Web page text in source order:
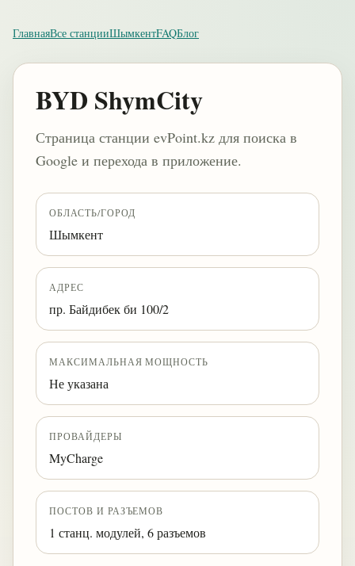
ГлавнаяВсе станцииШымкентFAQБлог
BYD ShymCity
Страница станции evPoint.kz для поиска в
Google и перехода в приложение.
ОБЛАСТЬ/ГОРОД
Шымкент
АДРЕС
пр. Байдибек би 100/2
МАКСИМАЛЬНАЯ МОЩНОСТЬ
Не указана
ПРОВАЙДЕРЫ
MyCharge
ПОСТОВ И РАЗЪЕМОВ
1 станц. модулей, 6 разъемов